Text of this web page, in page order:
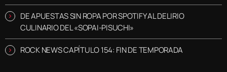
DE APUESTAS SIN ROPA POR SPOTIFY AL DELIRIO
CULINARIO DEL «SOPAI-PISUCHI»
ROCK NEWS CAPÍTULO 154: FIN DE TEMPORADA